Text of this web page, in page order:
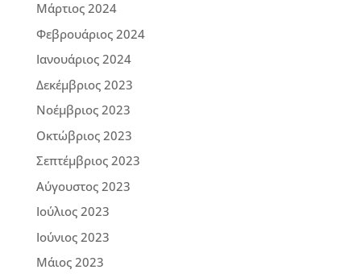
Μάρτιος 2024
Φεβρουάριος 2024
Ιανουάριος 2024
Δεκέμβριος 2023
Νοέμβριος 2023
Οκτώβριος 2023
Σεπτέμβριος 2023
Αύγουστος 2023
Ιούλιος 2023
Ιούνιος 2023
Μάιος 2023